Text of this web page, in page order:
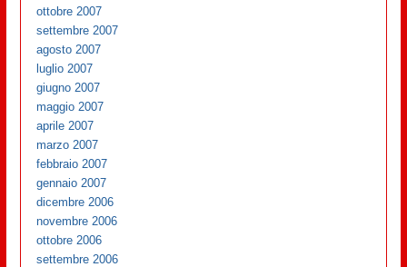
ottobre 2007
settembre 2007
agosto 2007
luglio 2007
giugno 2007
maggio 2007
aprile 2007
marzo 2007
febbraio 2007
gennaio 2007
dicembre 2006
novembre 2006
ottobre 2006
settembre 2006